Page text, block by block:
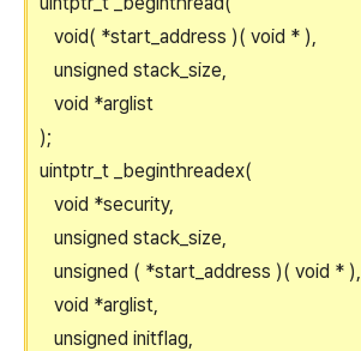
void( *start_address )( void * ),
unsigned stack_size,
void *arglist
);
uintptr_t _beginthreadex(
void *security,
unsigned stack_size,
unsigned ( *start_address )( void * ),
void *arglist,
unsigned initflag,